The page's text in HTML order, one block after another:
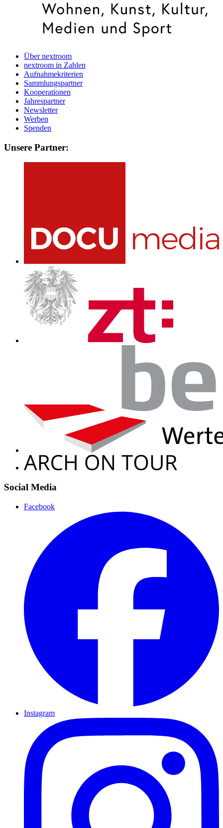
Über nextroom
nextroom in Zahlen
Aufnahmekriterien
Sammlungspartner
Kooperationen
Jahrespartner
Newsletter
Werben
Spenden
Unsere Partner:
Social Media
Facebook
Instagram